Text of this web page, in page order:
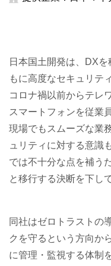
日本国土開発は、DX
もに高度なセキュリテ
コロナ禍以前からテレ
スマートフォンを従業
現場でもスムーズな業
ュリティに対する意識
では不十分な点を補う
と移行する決断を下し
同社はゼロトラストの
クを守るという方向か
に管理・監視する体制